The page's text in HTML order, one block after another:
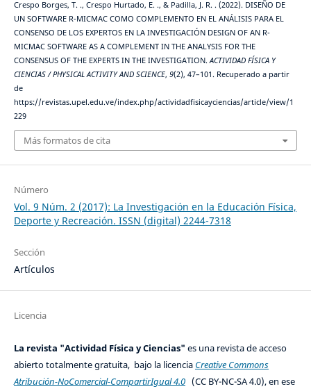
Crespo Borges, T. ., Crespo Hurtado, E. ., & Padilla, J. R. . (2022). DISEÑO DE
UN SOFTWARE R-MICMAC COMO COMPLEMENTO EN EL ANÁLISIS PARA EL
CONSENSO DE LOS EXPERTOS EN LA INVESTIGACIÓN DESIGN OF AN R-
MICMAC SOFTWARE AS A COMPLEMENT IN THE ANALYSIS FOR THE
CONSENSUS OF THE EXPERTS IN THE INVESTIGATION.ACTIVIDAD FÍSICA Y
CIENCIAS / PHYSICAL ACTIVITY AND SCIENCE, 9(2), 47–101. Recuperado a partir
de
https://revistas.upel.edu.ve/index.php/actividadfisicayciencias/article/view/1
229
Más formatos de cita
Número
Vol. 9 Núm. 2 (2017): La Investigación en la Educación Física,
Deporte y Recreación. ISSN (digital) 2244-7318
Sección
Artículos
Licencia
La revista "Actividad Física y Ciencias" es una revista de acceso
abierto totalmente gratuita, bajo la licencia Creative Commons
Atribución-NoComercial-CompartirIgual 4.0(CC BY-NC-SA 4.0), en ese